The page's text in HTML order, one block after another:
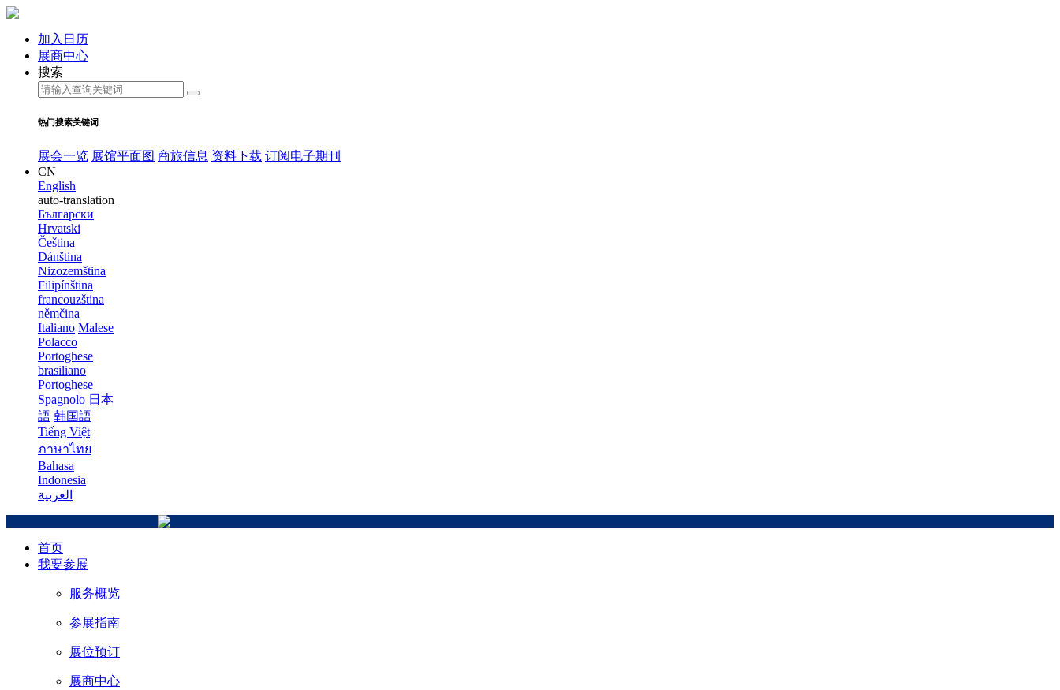
加入日历
展商中心
搜索
热门搜索关键词
展会一览 展馆平面图 商旅信息 资料下载 订阅电子期刊
CN
English
auto-translation
Български
Hrvatski
Čeština
Dánština
Nizozemština
Filipínština
francouzština
němčina
Italiano Malese
Polacco
Portoghese
brasiliano
Portoghese
Spagnolo 日本
語 韩国語
Tiếng Việt
ภาษาไทย
Bahasa
Indonesia
العربية
首页
我要参展
服务概览
参展指南
展位预订
展商中心